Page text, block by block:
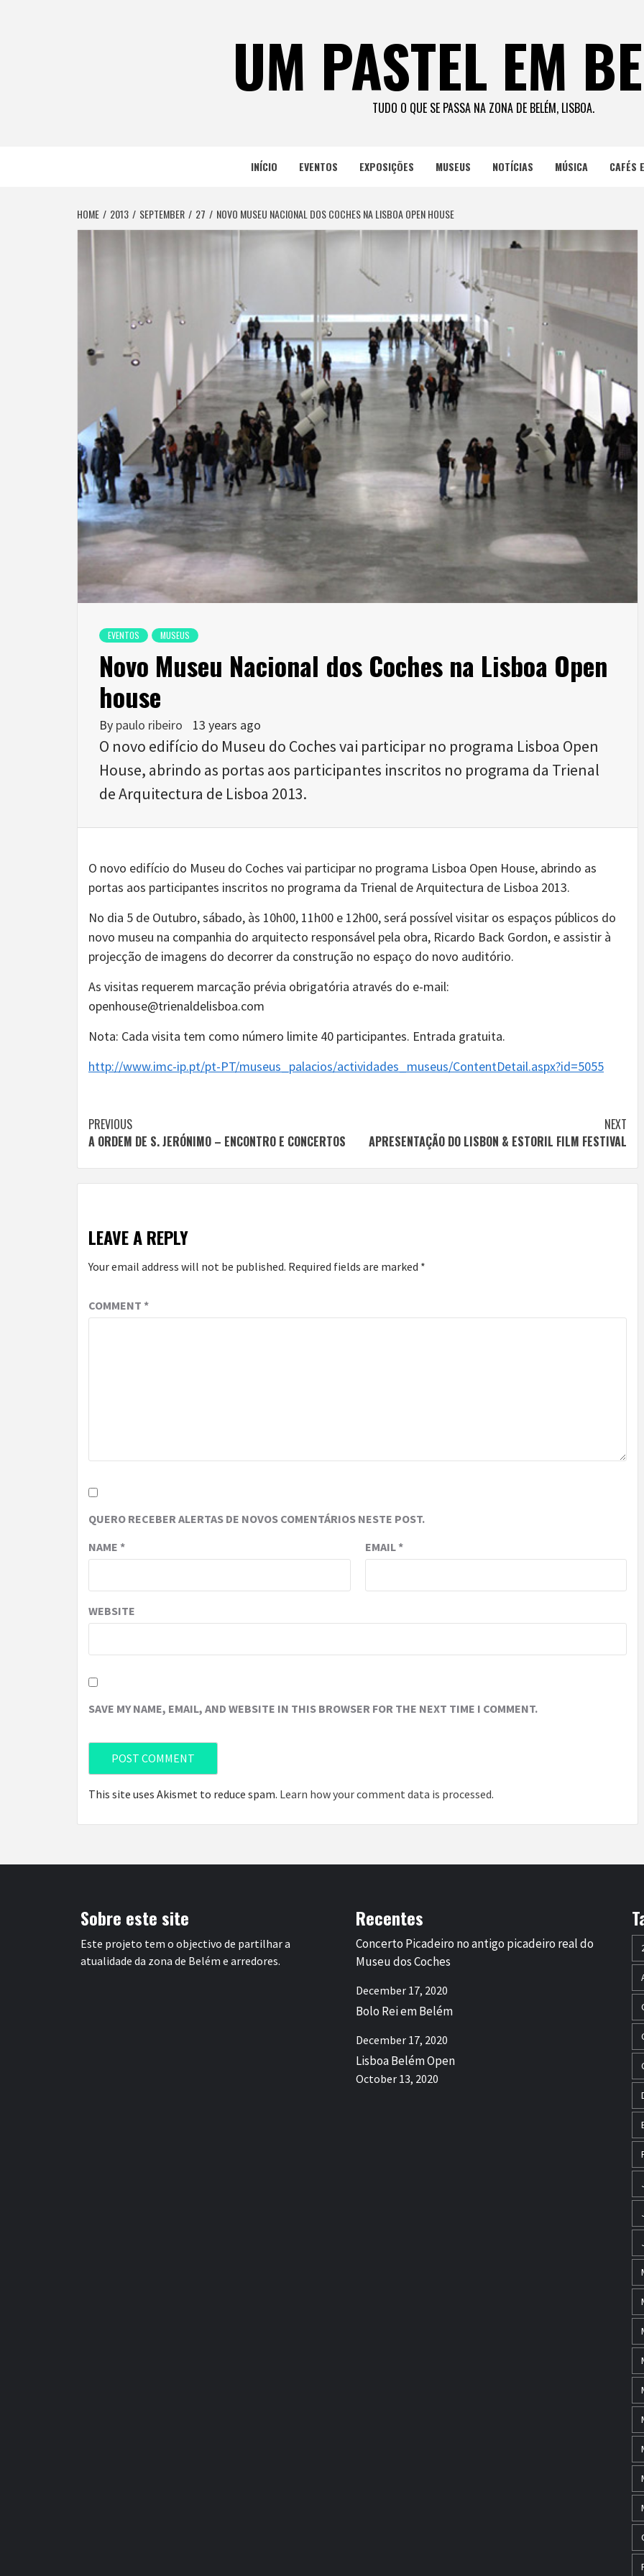
UM PASTEL EM
TUDO O QUE SE PASSA NA ZONA DE BELÉM, LISBOA.
INÍCIO EVENTOS EXPOSIÇÕES MUSEUS NOTÍCIAS MÚSICA CAFÉS
HOME 2013 SEPTEMBER 27 NOVO MUSEU NACIONAL DOS COCHES NA LISBOA OPEN HOUSE
EVENTOS MUSEUS
Novo Museu Nacional dos Coches na Lisboa Open
house
By paulo ribeiro 13 years ago
O novo edifício do Museu do Coches vai participar no programa Lisboa Open
House, abrindo as portas aos participantes inscritos no programa da Trienal
de Arquitectura de Lisboa 2013.
O novo edifício do Museu do Coches vai participar no programa Lisboa Open House, abrindo as
portas aos participantes inscritos no programa da Trienal de Arquitectura de Lisboa 2013.
No dia 5 de Outubro, sábado, às 10h00, 11h00 e 12h00, será possível visitar os espaços públicos do
novo museu na companhia do arquitecto responsável pela obra, Ricardo Back Gordon, e assistir à
projecção de imagens do decorrer da construção no espaço do novo auditório.
As visitas requerem marcação prévia obrigatória através do e-mail:
openhouse@trienaldelisboa.com
Nota: Cada visita tem como número limite 40 participantes. Entrada gratuita.
http://www.imc-ip.pt/pt-PT/museus_palacios/actividades_museus/ContentDetail.aspx?id=5055
Continue
Reading
PREVIOUS
A ORDEM DE S. JERÓNIMO – ENCONTRO E CONCERTOS
NEXT
APRESENTAÇÃO DO LISBON & ESTORIL FILM FESTIVAL
LEAVE A REPLY
Your email address will not be published. Required fields are marked *
COMMENT *
QUERO RECEBER ALERTAS DE NOVOS COMENTÁRIOS NESTE POST.
NAME * EMAIL*
WEBSITE
SAVE MY NAME, EMAIL, AND WEBSITE IN THIS BROWSER FOR THE NEXT TIME I COMMENT.
This site uses Akismet to reduce spam. Learn how your comment data is processed.
Sobre este site
Este projeto tem o objectivo de partilhar a
atualidade da zona de Belém e arredores.
Recentes
Concerto Picadeiro no antigo picadeiro real do
Museu dos Coches
December 17, 2020
Bolo Rei em Belém
December 17, 2020
Lisboa Belém Open
October 13, 2020